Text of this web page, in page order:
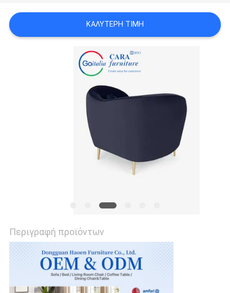
ΈΝΑ
ΑΠΌΣΠΑΣΜΑ
ΜΥΣΤΙΚΌΤΗΤΑΣ
ΚΑΛΎΤΕΡΗ ΤΙΜΉ
Περιγραφή προϊόντων